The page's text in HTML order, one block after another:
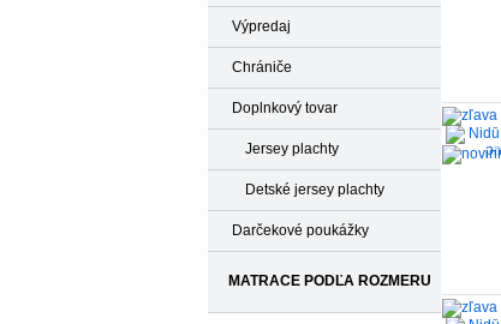
-
Výpredaj
Chrániče
Doplnkový tovar
Jersey plachty
Detské jersey plachty
Darčekové poukážky
MATRACE PODĽA ROZMERU